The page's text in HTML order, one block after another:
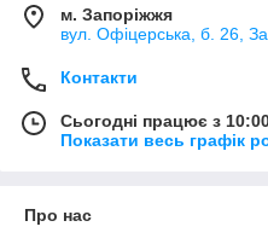
м. Запоріжжя
вул. Офіцерська, б. 26,
Контакти
Сьогодні працює з
Показати весь графік
Про нас